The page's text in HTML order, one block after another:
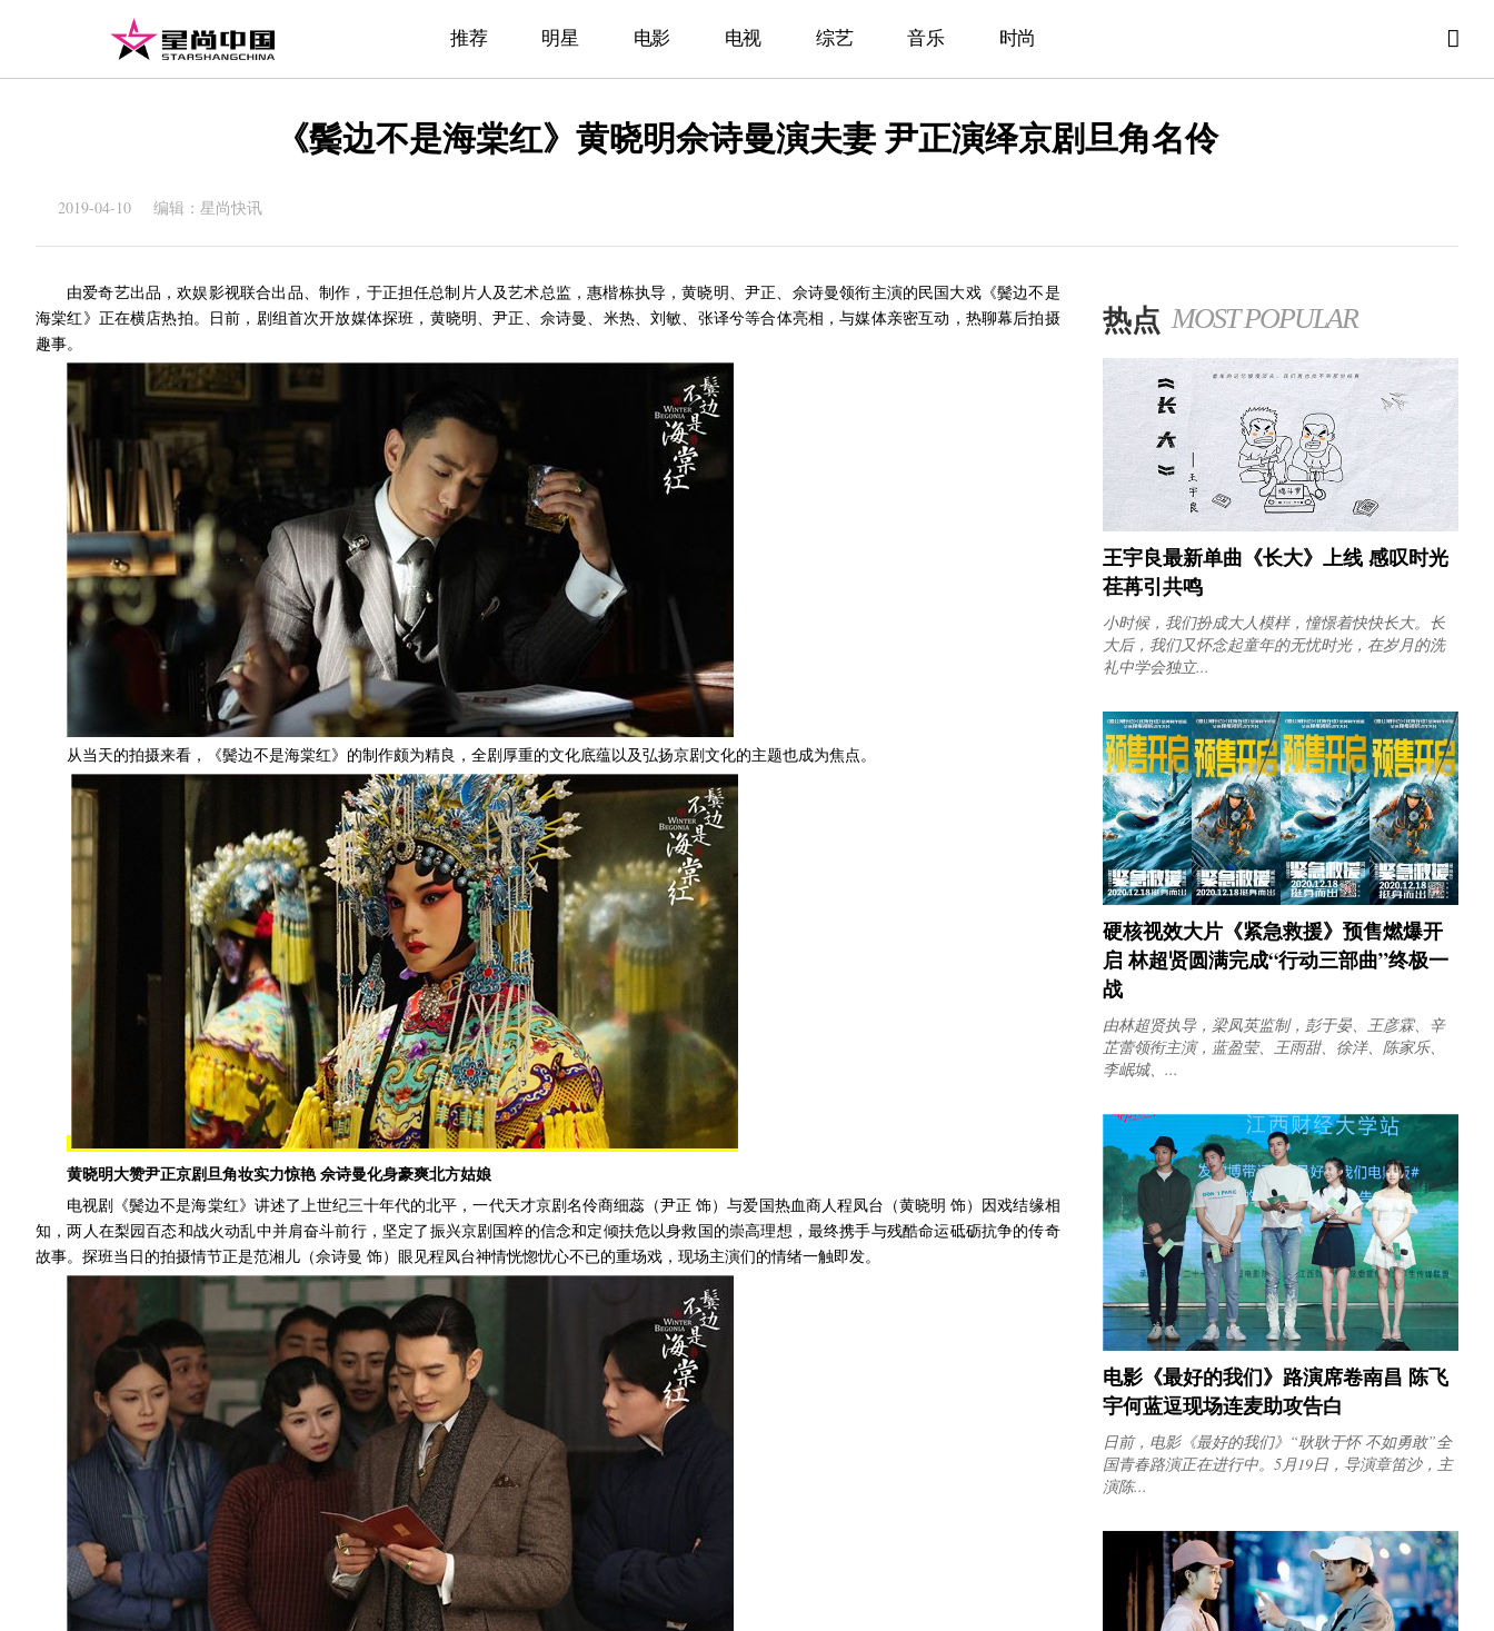
推荐 明星 电影 电视 综艺 音乐 时尚
《鬓边不是海棠红》黄晓明佘诗曼演夫妻 尹正演绎京剧旦角名伶
2019-04-10 编辑：星尚快讯
由爱奇艺出品，欢娱影视联合出品、制作，于正担任总制片人及艺术总监，惠楷栋执导，黄晓明、尹正、佘诗曼领衔主演的民国大戏《鬓边不是
海棠红》正在横店热拍。日前，剧组首次开放媒体探班，黄晓明、尹正、佘诗曼、米热、刘敏、张译兮等合体亮相，与媒体亲密互动，热聊幕后拍摄
趣事。
从当天的拍摄来看，《鬓边不是海棠红》的制作颇为精良，全剧厚重的文化底蕴以及弘扬京剧文化的主题也成为焦点。
黄晓明大赞尹正京剧旦角妆实力惊艳 佘诗曼化身豪爽北方姑娘
电视剧《鬓边不是海棠红》讲述了上世纪三十年代的北平，一代天才京剧名伶商细蕊（尹正 饰）与爱国热血商人程凤台（黄晓明 饰）因戏结缘相
知，两人在梨园百态和战火动乱中并肩奋斗前行，坚定了振兴京剧国粹的信念和定倾扶危以身救国的崇高理想，最终携手与残酷命运砥砺抗争的传奇
故事。探班当日的拍摄情节正是范湘儿（佘诗曼 饰）眼见程凤台神情恍惚忧心不已的重场戏，现场主演们的情绪一触即发。
热点 MOST POPULAR
王宇良最新单曲《长大》上线 感叹时光
荏苒引共鸣
小时候，我们扮成大人模样，憧憬着快快长大。长
大后，我们又怀念起童年的无忧时光，在岁月的洗
礼中学会独立...
硬核视效大片《紧急救援》预售燃爆开
启 林超贤圆满完成“行动三部曲”终极一
战
由林超贤执导，梁凤英监制，彭于晏、王彦霖、辛
芷蕾领衔主演，蓝盈莹、王雨甜、徐洋、陈家乐、
李岷城、...
电影《最好的我们》路演席卷南昌 陈飞
宇何蓝逗现场连麦助攻告白
日前，电影《最好的我们》“耿耿于怀 不如勇敢”全
国青春路演正在进行中。5月19日，导演章笛沙，主
演陈...